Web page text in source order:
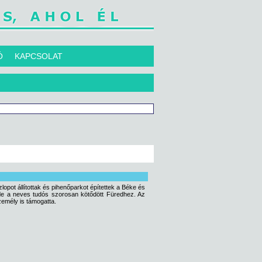
KAPCSOLAT
állítottak és pihenőparkot építettek a Béke és
a neves tudós szorosan kötődött Füredhez. Az
is támogatta.